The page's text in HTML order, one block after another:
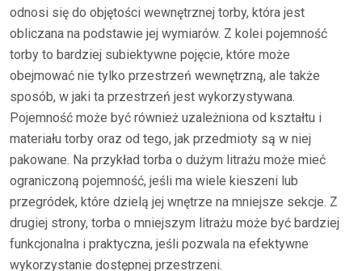
odnosi się do objętości wewnętrznej torby, która jest
obliczana na podstawie jej wymiarów. Z kolei pojemność
torby to bardziej subiektywne pojęcie, które może
obejmować nie tylko przestrzeń wewnętrzną, ale także
sposób, w jaki ta przestrzeń jest wykorzystywana.
Pojemność może być również uzależniona od kształtu i
materiału torby oraz od tego, jak przedmioty są w niej
pakowane. Na przykład torba o dużym litrażu może mieć
ograniczoną pojemność, jeśli ma wiele kieszeni lub
przegródek, które dzielą jej wnętrze na mniejsze sekcje. Z
drugiej strony, torba o mniejszym litrażu może być bardziej
funkcjonalna i praktyczna, jeśli pozwala na efektywne
wykorzystanie dostępnej przestrzeni.